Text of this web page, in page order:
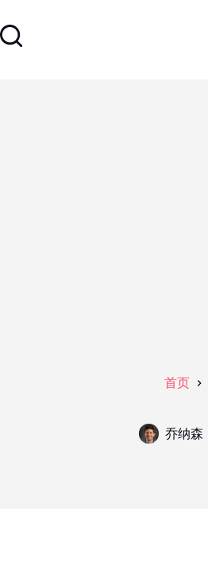
首页
乔纳森